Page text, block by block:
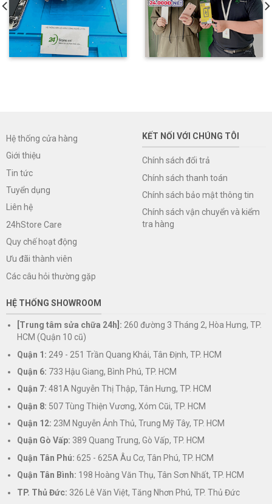
Hệ thống cửa hàng
Giới thiệu
Tin tức
Tuyển dụng
Liên hệ
24hStore Care
Quy chế hoạt động
Ưu đãi thành viên
Các câu hỏi thường gặp
KẾT NỐI VỚI CHÚNG TÔI
Chính sách đổi trả
Chính sách thanh toán
Chính sách bảo mật thông tin
Chính sách vận chuyển và kiểm
tra hàng
HỆ THỐNG SHOWROOM
[Trung tâm sửa chữa 24h]: 260 đường 3 Tháng 2, Hòa Hưng, TP.
HCM (Quận 10 cũ)
Quận 1: 249 - 251 Trần Quang Khải, Tân Định, TP. HCM
Quận 6: 733 Hậu Giang, Bình Phú, TP. HCM
Quận 7: 481A Nguyễn Thị Thập, Tân Hưng, TP. HCM
Quận 8: 507 Tùng Thiện Vương, Xóm Cũi, TP. HCM
Quận 12: 23M Nguyễn Ảnh Thủ, Trung Mỹ Tây, TP. HCM
Quận Gò Vấp: 389 Quang Trung, Gò Vấp, TP. HCM
Quận Tân Phú: 625 - 625A Âu Cơ, Tân Phú, TP. HCM
Quận Tân Bình: 198 Hoàng Văn Thụ, Tân Sơn Nhất, TP. HCM
TP. Thủ Đức: 326 Lê Văn Việt, Tăng Nhơn Phú, TP. Thủ Đức